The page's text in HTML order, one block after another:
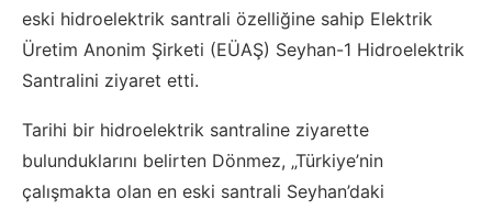
eski hidroelektrik santrali özelliğine sahip Elektrik
Üretim Anonim Şirketi (EÜAŞ) Seyhan-1 Hidroelektrik
Santralini ziyaret etti.
Tarihi bir hidroelektrik santraline ziyarette
bulunduklarını belirten Dönmez, „Türkiye’nin
çalışmakta olan en eski santrali Seyhan’daki